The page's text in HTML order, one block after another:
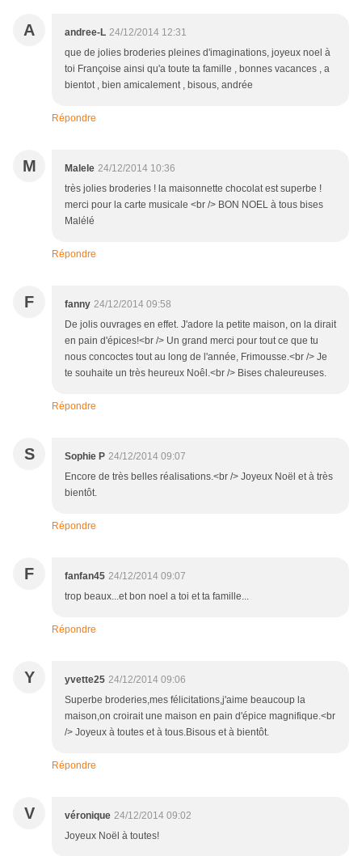
A andree-L 24/12/2014 12:31
que de jolies broderies pleines d'imaginations, joyeux noel à
toi Françoise ainsi qu'a toute ta famille , bonnes vacances , a
bientot , bien amicalement , bisous, andrée
Répondre
M Malele 24/12/2014 10:36
très jolies broderies ! la maisonnette chocolat est superbe !
merci pour la carte musicale <br /> BON NOEL à tous bises
Malélé
Répondre
F fanny 24/12/2014 09:58
De jolis ouvrages en effet. J'adore la petite maison, on la dirait
en pain d'épices!<br /> Un grand merci pour tout ce que tu
nous concoctes tout au long de l'année, Frimousse.<br /> Je
te souhaite un très heureux Noêl.<br /> Bises chaleureuses.
Répondre
S Sophie P 24/12/2014 09:07
Encore de très belles réalisations.<br /> Joyeux Noël et à très
bientôt.
Répondre
F fanfan45 24/12/2014 09:07
trop beaux...et bon noel a toi et ta famille...
Répondre
Y yvette25 24/12/2014 09:06
Superbe broderies,mes félicitations,j'aime beaucoup la
maison,on croirait une maison en pain d'épice magnifique.<br
/> Joyeux à toutes et à tous.Bisous et à bientôt.
Répondre
V véronique 24/12/2014 09:02
Joyeux Noël à toutes!